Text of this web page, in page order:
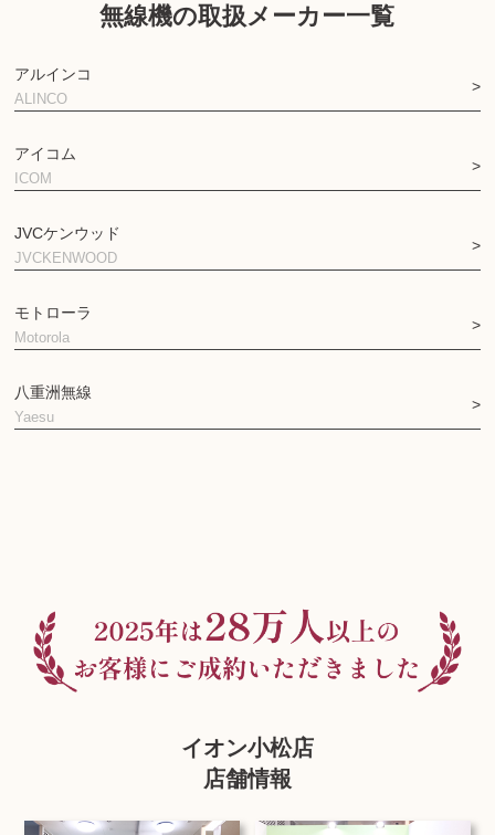
無線機の取扱メーカー一覧
アルインコ
ALINCO
アイコム
ICOM
JVCケンウッド
JVCKENWOOD
モトローラ
Motorola
八重洲無線
Yaesu
イオン小松店
店舗情報